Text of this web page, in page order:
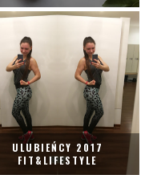
ULUBIEŃCY 2017
FIT&LIFESTYLE